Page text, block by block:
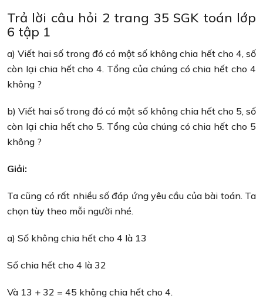
Trả lời câu hỏi 2 trang 35 SGK toán lớp
6 tập 1
a) Viết hai số trong đó có một số không chia hết cho 4, số
còn lại chia hết cho 4. Tổng của chúng có chia hết cho 4
không ?
b) Viết hai số trong đó có một số không chia hết cho 5, số
còn lại chia hết cho 5. Tổng của chúng có chia hết cho 5
không ?
Giải:
Ta cũng có rất nhiều số đáp ứng yêu cầu của bài toán. Ta
chọn tùy theo mỗi người nhé.
a) Số không chia hết cho 4 là 13
Số chia hết cho 4 là 32
Và 13 + 32 = 45 không chia hết cho 4.